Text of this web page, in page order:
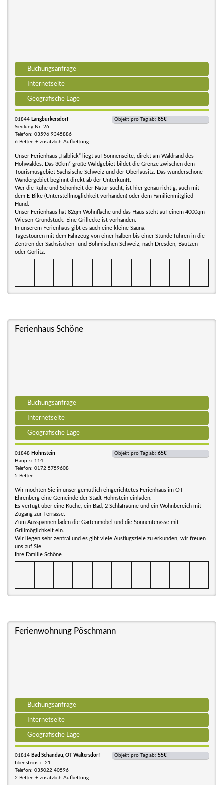
Buchungsanfrage
Internetseite
Geografische Lage
01844 Langburkersdorf
Siedlung Nr. 26
Telefon: 03596 9345886
6 Betten + zusätzlich Aufbettung
Objekt pro Tag ab: 85€
Unser Ferienhaus „Talblick“ liegt auf Sonnenseite, direkt am Waldrand des
Hohwaldes. Das 30km² große Waldgebiet bildet die Grenze zwischen dem
Tourismusgebiet Sächsische Schweiz und der Oberlausitz. Das wunderschöne
Wandergebiet beginnt direkt ab der Unterkunft.
Wer die Ruhe und Schönheit der Natur sucht, ist hier genau richtig, auch mit
dem E-Bike (Unterstellmöglichkeit vorhanden) oder dem Familienmitglied
Hund.
Unser Ferienhaus hat 82qm Wohnfläche und das Haus steht auf einem 4000qm
Wiesen-Grundstück. Eine Grillecke ist vorhanden.
In unserem Ferienhaus gibt es auch eine kleine Sauna.
Tagestouren mit dem Fahrzeug von einer halben bis einer Stunde führen in die
Zentren der Sächsischen- und Böhmischen Schweiz, nach Dresden, Bautzen
oder Görlitz.
Ferienhaus Schöne
Buchungsanfrage
Internetseite
Geografische Lage
01848 Hohnstein
Hauptsr.114
Telefon: 0172 5759608
5 Betten
Objekt pro Tag ab: 65€
Wir möchten Sie in unser gemütlich eingerichtetes Ferienhaus im OT
Ehrenberg eine Gemeinde der Stadt Hohnstein einladen.
Es verfügt über eine Küche, ein Bad, 2 Schlafräume und ein Wohnbereich mit
Zugang zur Terrasse.
Zum Ausspannen laden die Gartenmöbel und die Sonnenterasse mit
Grillmöglichkeit ein.
Wir liegen sehr zentral und es gibt viele Ausflugsziele zu erkunden, wir freuen
uns auf Sie
Ihre Familie Schöne
Ferienwohnung Pöschmann
Buchungsanfrage
Internetseite
Geografische Lage
01814 Bad Schandau, OT Waltersdorf
Liliensteinstr. 21
Telefon: 035022 40596
2 Betten + zusätzlich Aufbettung
Objekt pro Tag ab: 55€